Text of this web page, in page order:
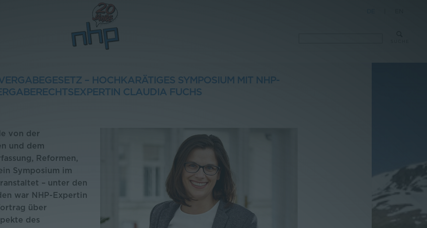
– HOCHKARÄTIGES SYMPOSIUM MIT NHP-
CLAUDIA FUCHS
von der
und dem
Reformen,
Symposium im
– unter den
war NHP-Expertin
über
des